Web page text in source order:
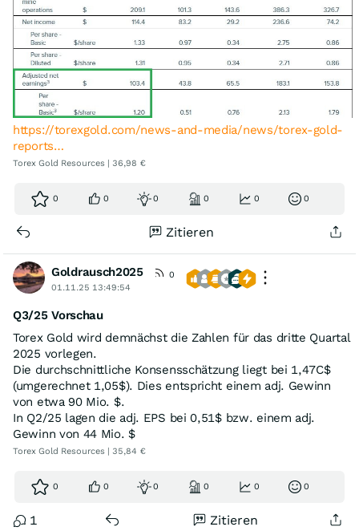
https://torexgold.com/news-and-media/news/torex-gold-
reports…
Torex Gold Resources | 36,98 €
0 0 0 0 0 0
Zitieren
Goldrausch2025
0
01.11.25 13:49:54
Q3/25 Vorschau
Torex Gold wird demnächst die Zahlen für das dritte Quartal
2025 vorlegen.
Die durchschnittliche Konsensschätzung liegt bei 1,47C$
(umgerechnet 1,05$). Dies entspricht einem adj. Gewinn
von etwa 90 Mio. $.
In Q2/25 lagen die adj. EPS bei 0,51$ bzw. einem adj.
Gewinn von 44 Mio. $
Torex Gold Resources | 35,84 €
0 0 0 0 0 0
1 Zitieren